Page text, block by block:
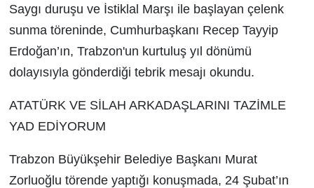
Saygı duruşu ve İstiklal Marşı ile başlayan çelenk
sunma töreninde, Cumhurbaşkanı Recep Tayyip
Erdoğan’ın, Trabzon'un kurtuluş yıl dönümü
dolayısıyla gönderdiği tebrik mesajı okundu.
ATATÜRK VE SİLAH ARKADAŞLARINI TAZİMLE
YAD EDİYORUM
Trabzon Büyükşehir Belediye Başkanı Murat
Zorluoğlu törende yaptığı konuşmada, 24 Şubat’ın